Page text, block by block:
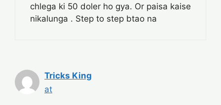
chlega ki 50 doler ho gya. Or paisa kaise
nikalunga . Step to step btao na
Tricks King
at